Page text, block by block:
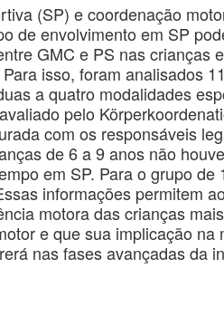
(SP) e coordenação
de envolvimento em SP
GMC e PS nas crianças
isso, foram analisados
a quatro modalidades
pelo
com os responsáveis
de 6 a 9 anos não
em SP. Para o grupo
informações permitem
motora das crianças
e que sua implicação
nas fases avançadas da